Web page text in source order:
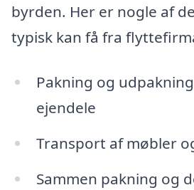
byrden. Her er nogle af
typisk kan få fra
Pakning og
ejendele
Transport af møbler
Sammen pakning og